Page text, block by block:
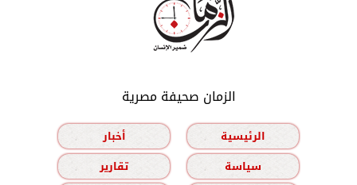
الزمان صحيفة مصرية
الرئيسية
أخبار
سياسة
تقارير